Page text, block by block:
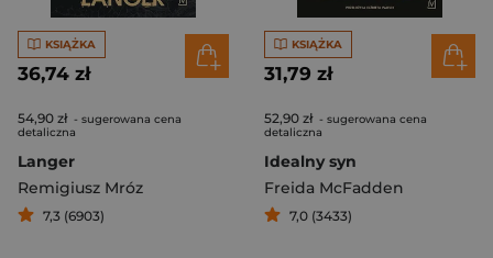
KSIĄŻKA
36,74 zł
54,90 zł - sugerowana cena
detaliczna
Langer
Remigiusz Mróz
7,3 (6903)
KSIĄŻKA
31,79 zł
52,90 zł - sugerowana cena
detaliczna
Idealny syn
Freida McFadden
7,0 (3433)